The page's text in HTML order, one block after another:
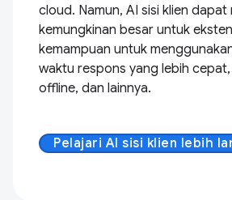
cloud. Namun, AI sisi klien dapat
kemungkinan besar untuk
kemampuan untuk
waktu respons yang lebih
offline, dan lainnya.
Pelajari AI sisi klien lebih